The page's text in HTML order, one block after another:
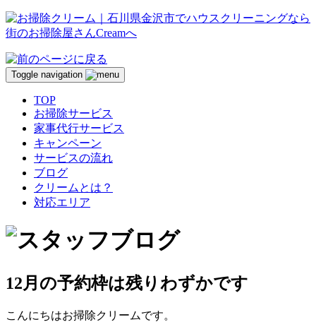
Toggle navigation
TOP
お掃除サービス
家事代行サービス
キャンペーン
サービスの流れ
ブログ
クリームとは？
対応エリア
12月の予約枠は残りわずかです
こんにちはお掃除クリームです。